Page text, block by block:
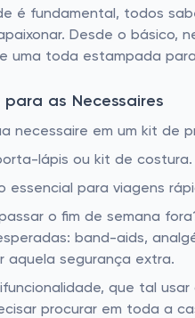
é fundamental, todos
Desde o básico,
uma toda estampada
para as Necessaires
necessaire em um kit de
lápis ou kit de costura.
essencial para viagens
o fim de semana
band-aids,
aquela segurança extra.
que tal
procurar em toda a